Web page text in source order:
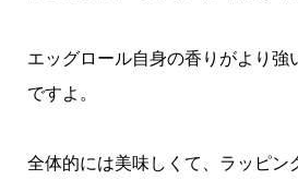
エッグロール自身の香りがより強
ですよ。
全体的には美味しくて、ラッピン